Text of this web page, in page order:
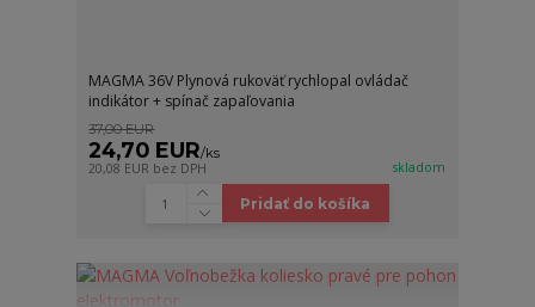
MAGMA 36V Plynová rukoväť rychlopal ovládač
indikátor + spínač zapaľovania
37,00 EUR
24,70 EUR/ks
20,08 EUR bez DPH skladom
Pridať do košíka